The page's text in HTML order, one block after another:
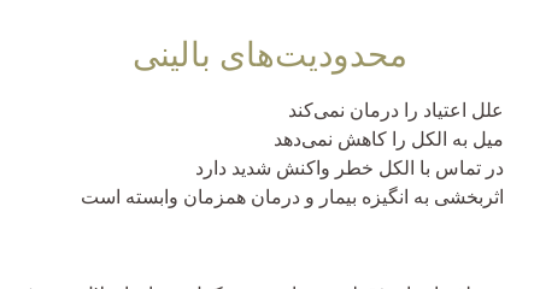
محدودیت‌های بالینی
علل اعتیاد را درمان نمی‌کند
میل به الکل را کاهش نمی‌دهد
در تماس با الکل خطر واکنش شدید دارد
اثربخشی به انگیزه بیمار و درمان همزمان وابسته است